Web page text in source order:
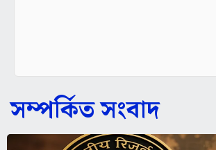
সম্পর্কিত সংবাদ